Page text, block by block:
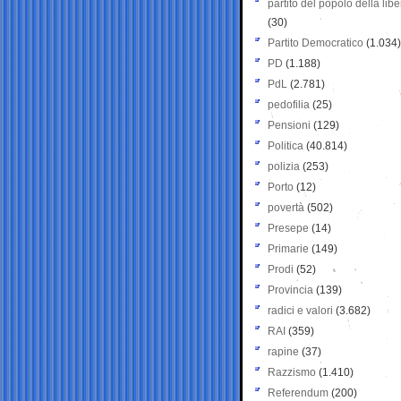
partito del popolo della
(30)
Partito Democratico (1.034)
PD (1.188)
PdL (2.781)
pedofilia (25)
Pensioni (129)
Politica (40.814)
polizia (253)
Porto (12)
povertà (502)
Presepe (14)
Primarie (149)
Prodi (52)
Provincia (139)
radici e valori (3.682)
RAI (359)
rapine (37)
Razzismo (1.410)
Referendum (200)